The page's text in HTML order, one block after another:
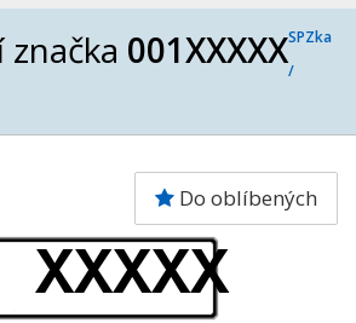
značka 001XXXXXSPZka
/
Do oblíbených